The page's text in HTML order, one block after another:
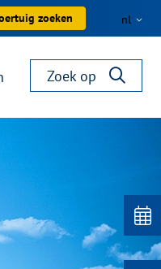
zoeken nl
Zoek op